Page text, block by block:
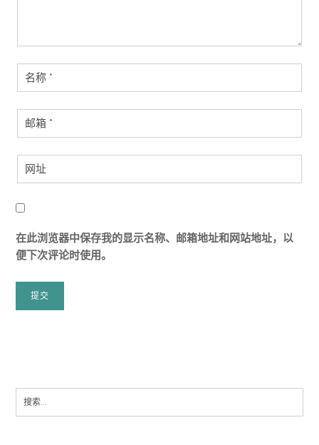
在此浏览器中保存我的显示名称、邮箱地址和网站地址，以
便下次评论时使用。
Search
for: